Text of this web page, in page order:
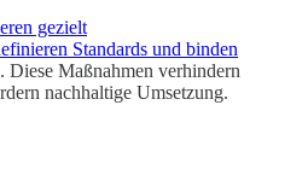
gezielt
Standards und binden
. Diese Maßnahmen verhindern
nachhaltige Umsetzung.